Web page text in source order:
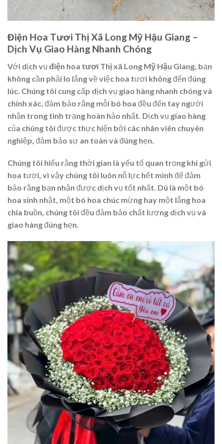
Điện Hoa Tươi Thị Xã Long Mỹ Hậu Giang –
Dịch Vụ Giao Hàng Nhanh Chóng
Với dịch vụ điện hoa tươi Thị xã Long Mỹ Hậu Giang , bạn
không cần phải lo lắng về việc hoa tươi không đến đúng
lúc. Chúng tôi cung cấp dịch vụ giao hàng nhanh chóng và
chính xác, đảm bảo rằng mỗi bó hoa đều đến tay người
nhận trong tình trạng hoàn hảo nhất. Dịch vụ giao hàng
của chúng tôi được thực hiện bởi các nhân viên chuyên
nghiệp, đảm bảo sự an toàn và đúng hẹn.
Chúng tôi hiểu rằng thời gian là yếu tố quan trọng khi gửi
hoa tươi, vì vậy chúng tôi luôn nỗ lực hết mình để đảm
bảo rằng bạn nhận được dịch vụ tốt nhất. Dù là một bó
hoa sinh nhật, một bó hoa chúc mừng hay một lẵng hoa
chia buồn, chúng tôi đều đảm bảo chất lượng dịch vụ và
giao hàng đúng hẹn.